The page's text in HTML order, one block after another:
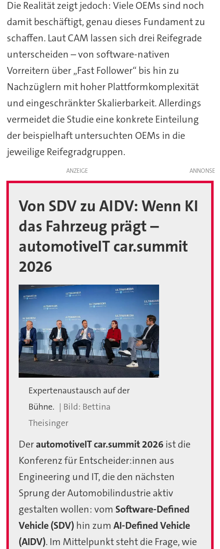
Die Realität zeigt jedoch: Viele OEMs sind noch
damit beschäftigt, genau dieses Fundament zu
schaffen. Laut CAM lassen sich drei Reifegrade
unterscheiden – von software-nativen
Vorreitern über „Fast Follower“ bis hin zu
Nachzüglern mit hoher Plattformkomplexität
und eingeschränkter Skalierbarkeit. Allerdings
vermeidet die Studie eine konkrete Einteilung
der beispielhaft untersuchten OEMs in die
jeweilige Reifegradgruppen.
ANZEIGE
Von SDV zu AIDV: Wenn KI
das Fahrzeug prägt –
automotiveIT car.summit
2026
Expertenaustausch auf der
Bühne.
Bettina
Theisinger
DerautomotiveIT car.summit 2026ist die
Konferenz für Entscheider:innen aus
Engineering und IT, die den nächsten
Sprung der Automobilindustrie aktiv
gestalten wollen: vom Software-Defined
Vehicle (SDV) hin zumAI-Defined Vehicle
(AIDV). Im Mittelpunkt steht die Frage, wie